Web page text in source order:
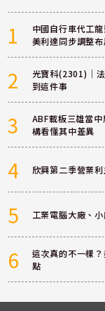
1
中國自行車代工
美利達同步調整
2
光寶科(2301)｜
到這件事
3
ABF載板三雄當
構看懂其中差異
4 欣興第二季營業
5 工業電腦大廠、
6
這次真的不一樣
點